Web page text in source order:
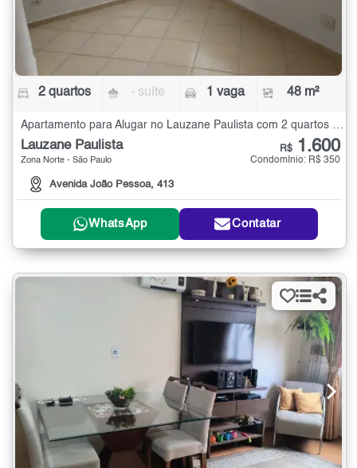
2 quartos - suíte 1 vaga 48 m²
Apartamento para Alugar no Lauzane Paulista com 2 quartos - 48 m²
Lauzane Paulista
Zona Norte - São Paulo
Avenida João Pessoa, 413
R$ 1.600
Condomínio: R$ 350
WhatsApp Contatar